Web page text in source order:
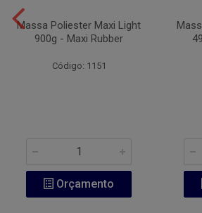
Massa Poliester Maxi Light
900g - Maxi Rubber
Código: 1151
Orçamento